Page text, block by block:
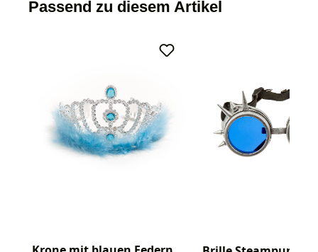
Passend zu diesem Artikel